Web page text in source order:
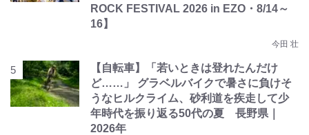
ROCK FESTIVAL 2026 in EZO・8/14～
16】
今田 壮
【自転車】「若いときは登れたんだけ
ど……」 グラベルバイクで暑さに負けそ
うなヒルクライム、砂利道を疾走して少
年時代を振り返る50代の夏 長野県｜
2026年